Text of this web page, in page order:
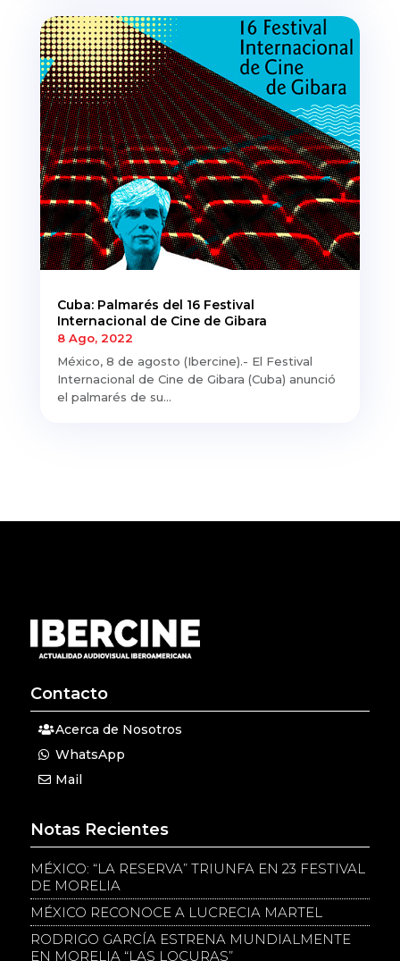
Cuba: Palmarés del 16 Festival
Internacional de Cine de Gibara
8 Ago, 2022
México, 8 de agosto (Ibercine).- El Festival
Internacional de Cine de Gibara (Cuba) anunció
el palmarés de su...
Contacto
Acerca de Nosotros
WhatsApp
Mail
Notas Recientes
MÉXICO: “LA RESERVA” TRIUNFA EN 23 FESTIVAL
DE MORELIA
MÉXICO RECONOCE A LUCRECIA MARTEL
RODRIGO GARCÍA ESTRENA MUNDIALMENTE
EN MORELIA “LAS LOCURAS”